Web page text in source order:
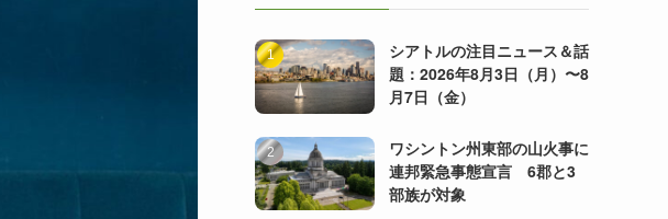
シアトルの注目ニュース＆話
題：2026年8月3日（月）〜8
月7日（金）
ワシントン州東部の山火事に
連邦緊急事態宣言 6郡と3
部族が対象